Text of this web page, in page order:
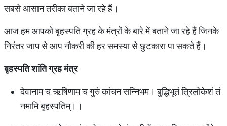
सबसे आसान तरीका बताने जा रहे हैं।
आज हम आपको बृहस्पति ग्रह के मंत्रों के बारे में बताने जा रहे हैं जिनके
निरंतर जाप से आप नौकरी की हर समस्या से छुटकारा पा सकते हैं।
बृहस्पति शांति ग्रह मंत्र
देवानाम च ऋषिणाम च गुरुं कांचन सन्निभम। बुद्धिभूतं त्रिलोकेशं तं
नमामि बृहस्पतिम्।।